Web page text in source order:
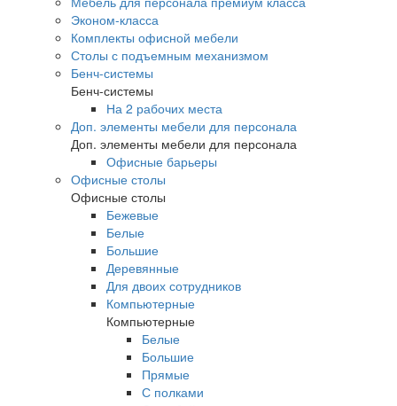
Эконом-класса
Комплекты офисной мебели
Столы с подъемным механизмом
Бенч-системы
Бенч-системы
На 2 рабочих места
Доп. элементы мебели для персонала
Доп. элементы мебели для персонала
Офисные барьеры
Офисные столы
Офисные столы
Бежевые
Белые
Большие
Деревянные
Для двоих сотрудников
Компьютерные
Компьютерные
Белые
Большие
Прямые
С полками